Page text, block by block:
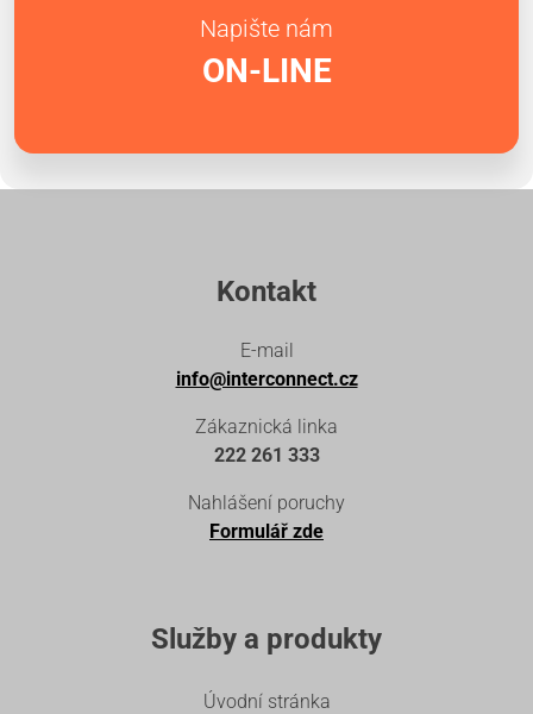
Napište nám
ON-LINE
Kontakt
E-mail
info@interconnect.cz
Zákaznická linka
222 261 333
Nahlášení poruchy
Formulář zde
Služby a produkty
Úvodní stránka